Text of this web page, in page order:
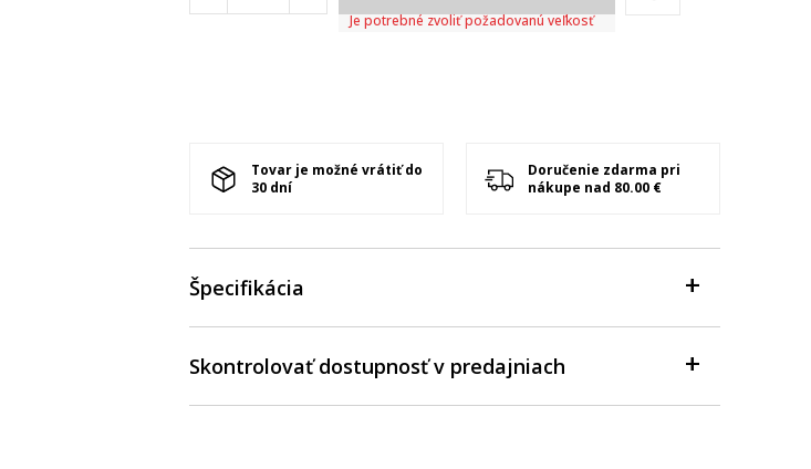
Je potrebné zvoliť požadovanú veľkosť
Tovar je možné vrátiť do
30 dní
Doručenie zdarma pri
nákupe nad 80.00 €
Špecifikácia
Skontrolovať dostupnosť v predajniach